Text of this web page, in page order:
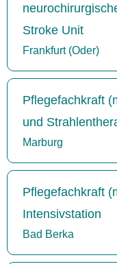
Stroke Unit
Frankfurt (Oder)
Pflegefachkraft
und
Marburg
Pflegefachkraft
Intensivstation
Bad Berka